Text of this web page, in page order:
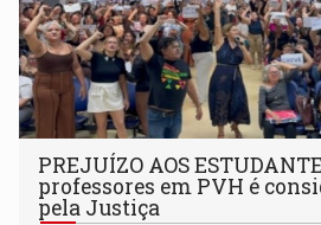
PREJUÍZO AOS
professores em PVH é
pela Justiça